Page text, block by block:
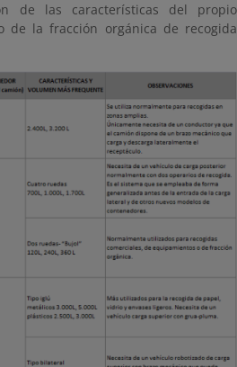
de las características del propio
de la fracción orgánica de recogida